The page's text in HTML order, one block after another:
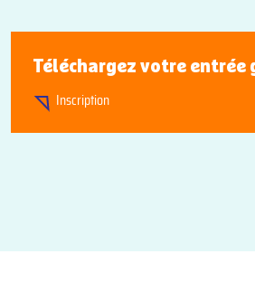
Téléchargez votre
Inscription